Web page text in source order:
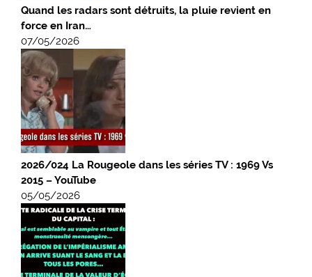
Quand les radars sont détruits, la pluie revient en
force en Iran…
07/05/2026
2026/024 La Rougeole dans les séries TV : 1969 Vs
2015 – YouTube
05/05/2026